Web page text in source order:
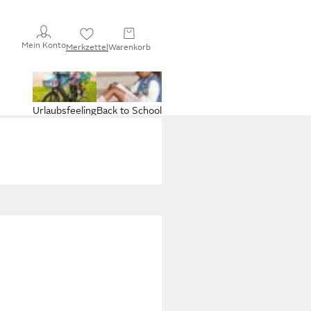
Mein KontoMerkzettelWarenkorb
Back to School
Urlaubsfeeling